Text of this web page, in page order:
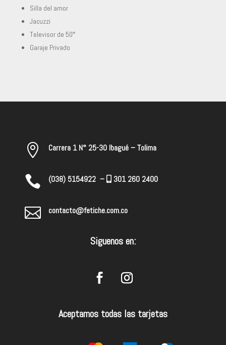
Silla del amor
Jacuzzi
Televisor de 50″
Garaje Privado
 Carrera 1 N° 25-30 Ibagué – Tolima
 (038) 5154922 – 301 260 2400
 contacto@fetiche.com.co
Siguenos en:
Aceptamos todas las tarjetas